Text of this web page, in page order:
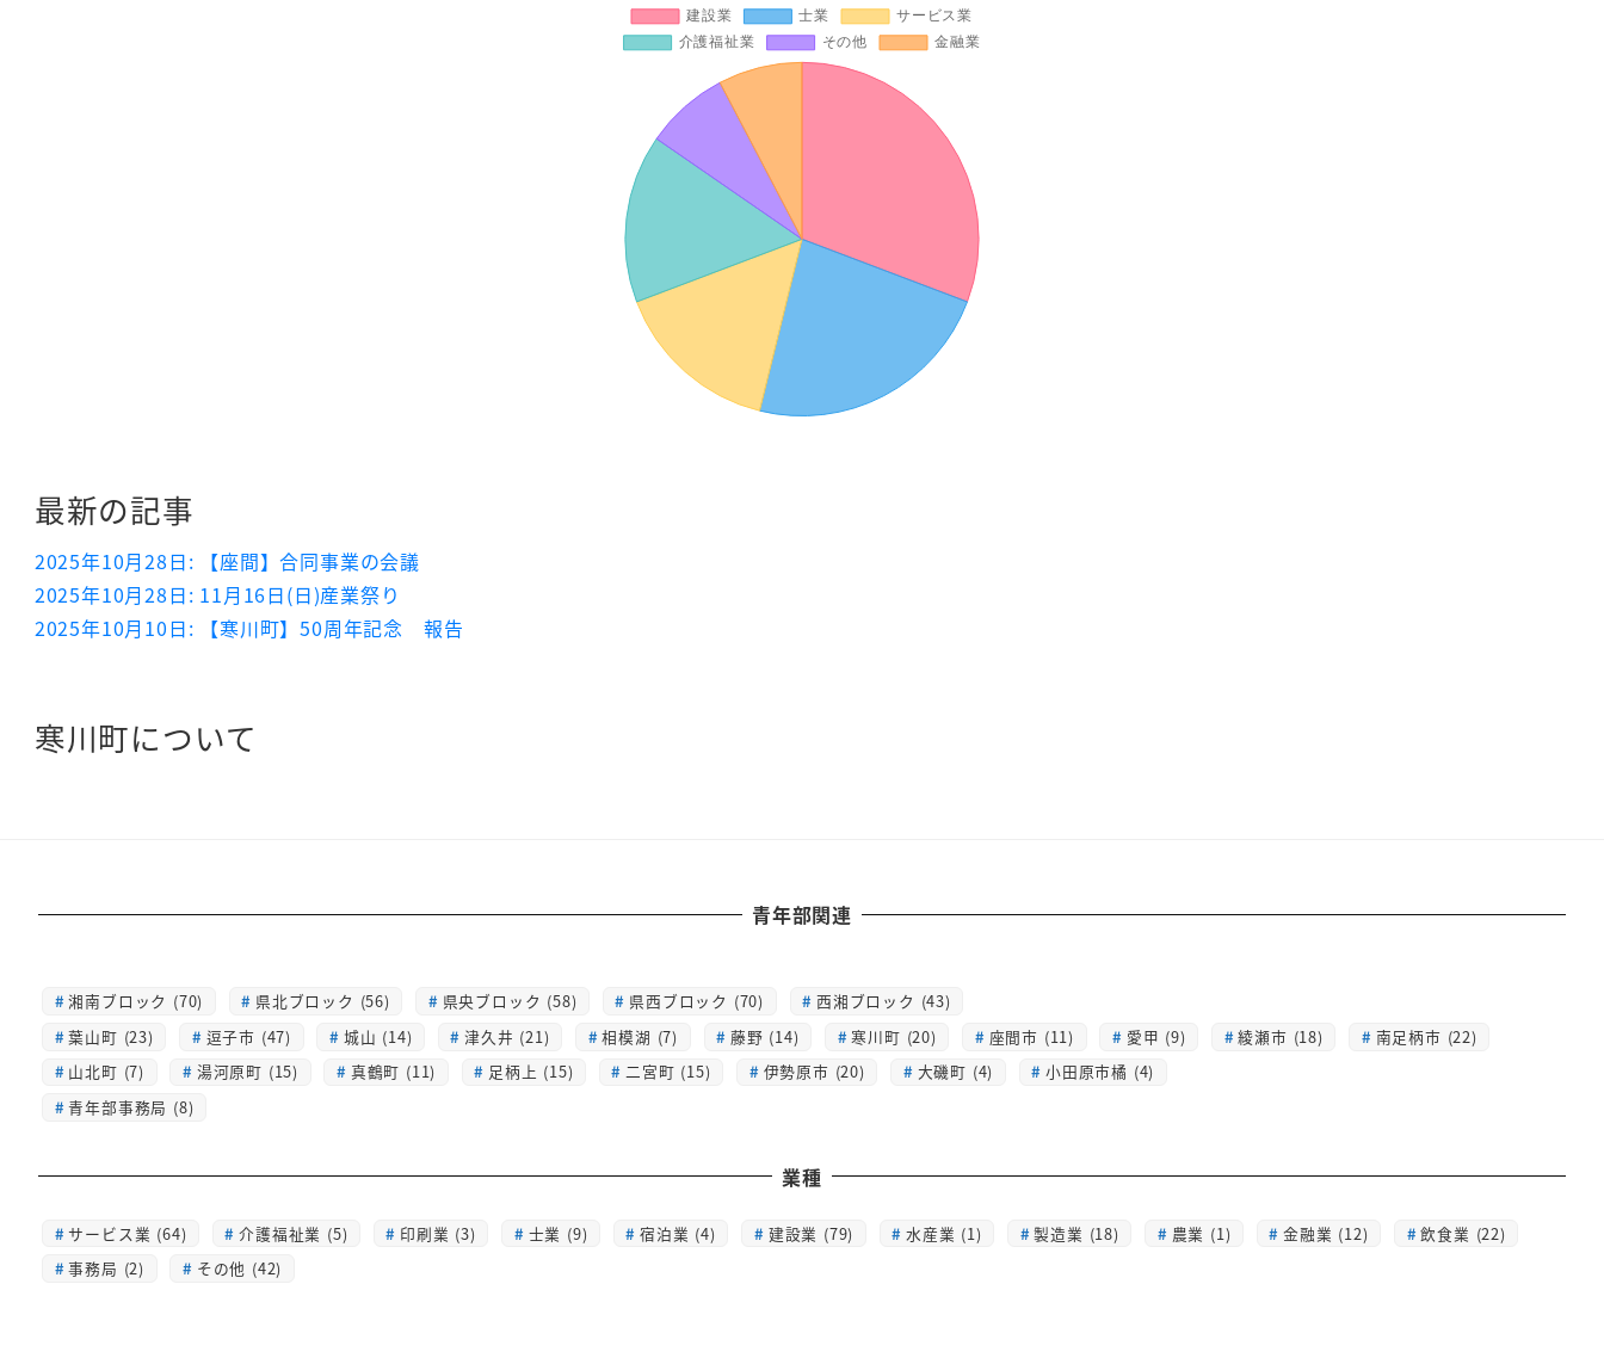
最新の記事
2025年10月28日: 【座間】合同事業の会議
2025年10月28日: 11月16日(日)産業祭り
2025年10月10日: 【寒川町】50周年記念 報告
寒川町について
青年部関連
湘南ブロック (70) 県北ブロック (56) 県央ブロック (58) 県西ブロック (70)
西湘ブロック (43)
葉山町 (23)
逗子市 (47) 城山 (14) 津久井 (21) 相模湖 (7) 藤野 (14) 寒川町 (20) 座間市 (11) 愛甲 (9) 綾瀬市 (18)
南足柄市 (22)
山北町 (7)
湯河原町 (15) 真鶴町 (11) 足柄上 (15) 二宮町 (15) 伊勢原市 (20) 大磯町 (4)
小田原市橘 (4)
青年部事務局 (8)
業種
サービス業 (64) 介護福祉業 (5) 印刷業 (3) 士業 (9) 宿泊業 (4) 建設業 (79) 水産業 (1) 製造業 (18) 農業 (1) 金融業 (12)
飲食業 (22)
事務局 (2)
その他 (42)